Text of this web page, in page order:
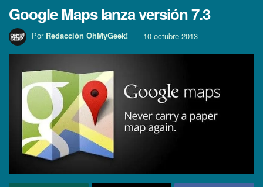
Google Maps lanza versión 7.3
Por Redacción OhMyGeek! 10 octubre 2013